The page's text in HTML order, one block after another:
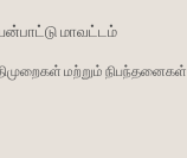
மாவட்டம்
மற்றும் நிபந்தனைகள்